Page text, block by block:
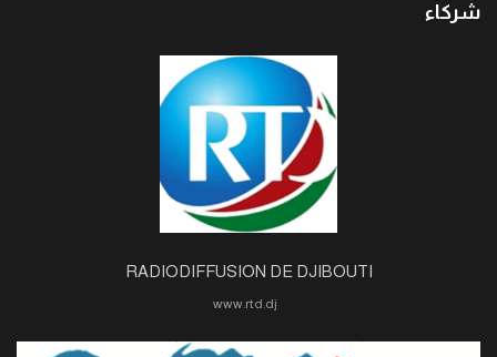
شركاء
RADIODIFFUSION DE DJIBOUTI